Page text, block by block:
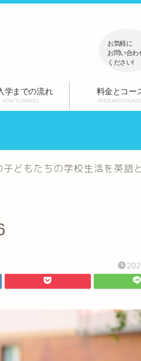
お気軽に
お問い合わ
ください!
学までの流れ
HOW TO ENROLL
料金とコー
PRICE AND
子どもたちの学校生活を